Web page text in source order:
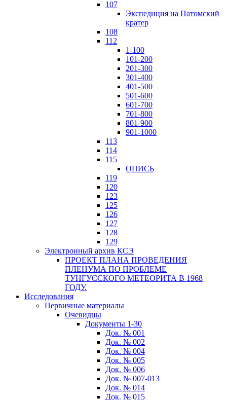
107
Экспедиция на Патомский
кратер
108
112
1-100
101-200
201-300
301-400
401-500
501-600
601-700
701-800
801-900
901-1000
113
114
115
ОПИСЬ
119
120
123
125
126
127
128
129
Электронный архив КСЭ
ПРОЕКТ ПЛАНА ПРОВЕДЕНИЯ
ПЛЕНУМА ПО ПРОБЛЕМЕ
ТУНГУССКОГО МЕТЕОРИТА В 1968
ГОДУ.
Исследования
Первичные материалы
Очевидцы
Документы 1-30
Док. № 001
Док. № 002
Док. № 004
Док. № 005
Док. № 006
Док. № 007-013
Док. № 014
Док. № 015